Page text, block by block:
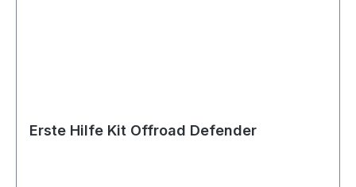
Erste Hilfe Kit Offroad Defender